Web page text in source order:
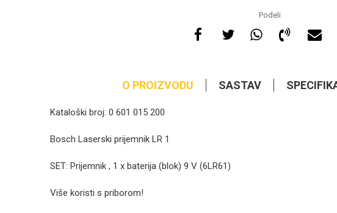
Podeli
O PROIZVODU SASTAV
Kataloški broj: 0 601 015 200
Bosch Laserski prijemnik LR 1
SET: Prijemnik , 1 x baterija (blok) 9 V (6LR61)
Više koristi s priborom!